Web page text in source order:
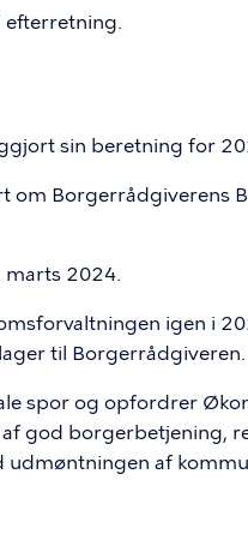
efterretning.
sin beretning for
om Borgerrådgiverens
marts 2024.
igen i
til Borgerrådgiveren.
spor og opfordrer
god borgerbetjening,
af